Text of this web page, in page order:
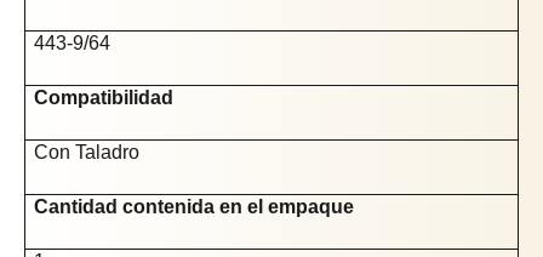
443-9/64
Compatibilidad
Con Taladro
Cantidad contenida en el empaque